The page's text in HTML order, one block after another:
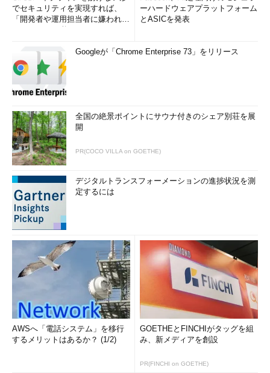
でセキュリティを実現すれば、
「開発者や運用担当者に嫌われな
ーハードウェアプラットフォーム
とASICを発表
Googleが「Chrome Enterprise 73」をリリース
全国の絶景ポイントにサウナ付きのシェア別荘を展
開
PR(COCO VILLA on GOETHE)
デジタルトランスフォーメーションの進捗状況を測
定するには
AWSへ「電話システム」を移行
するメリットはあるか？ (1/2)
GOETHEとFINCHIがタッグを組
み、新メディアを創設
PR(FINCHI on GOETHE)